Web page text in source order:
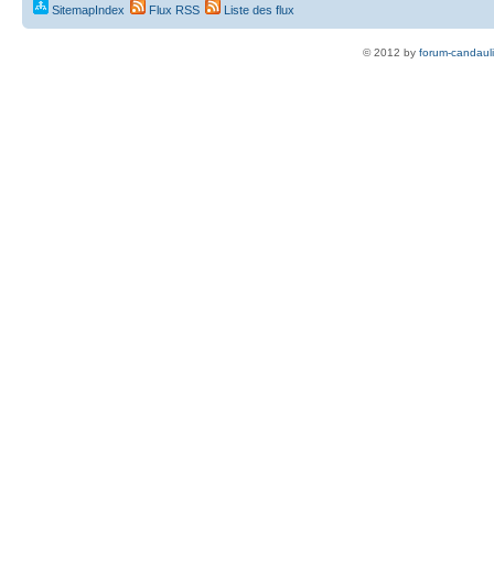
SitemapIndex Flux RSS Liste des flux
© 2012 by forum-